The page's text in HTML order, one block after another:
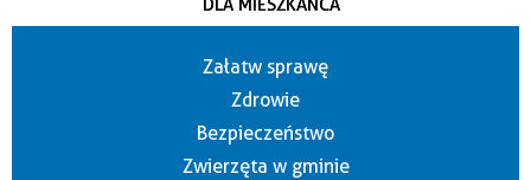
DLA MIESZKAŃCA
Załatw sprawę
Zdrowie
Bezpieczeństwo
Zwierzęta w gminie